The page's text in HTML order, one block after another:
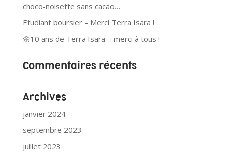
choco-noisette sans cacao…
Etudiant boursier – Merci Terra Isara !
🌼10 ans de Terra Isara – merci à tous !
Commentaires récents
Archives
janvier 2024
septembre 2023
juillet 2023